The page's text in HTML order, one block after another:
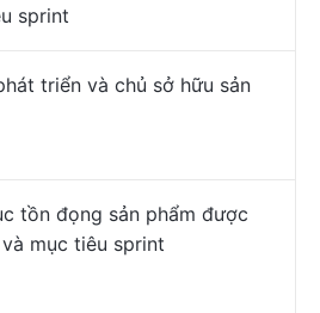
sprint
triển và chủ sở hữu sản
tồn đọng sản phẩm được
mục tiêu sprint